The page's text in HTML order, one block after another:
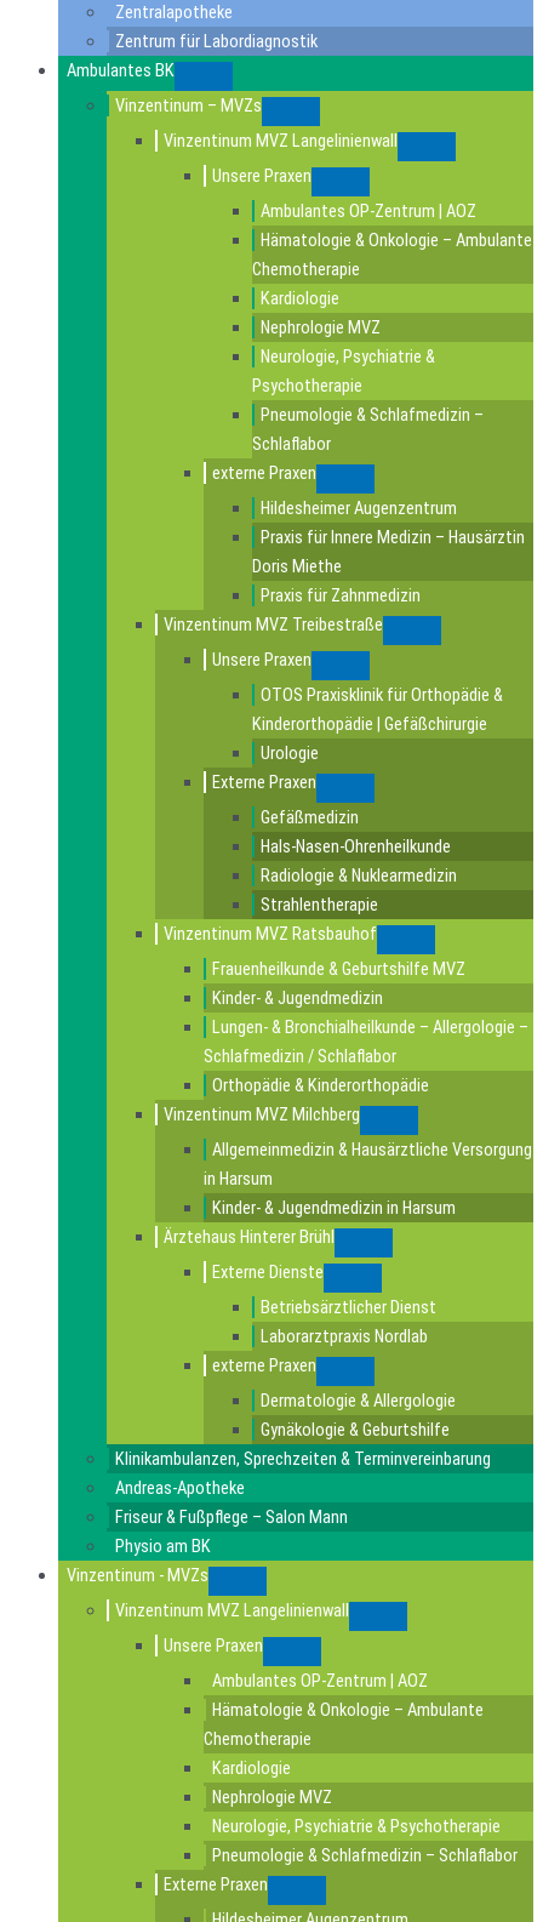
Zentralapotheke
Zentrum für Labordiagnostik
Ambulantes BK
Vinzentinum – MVZs
Vinzentinum MVZ Langelinienwall
Unsere Praxen
Ambulantes OP-Zentrum | AOZ
Hämatologie & Onkologie – Ambulante
Chemotherapie
Kardiologie
Nephrologie MVZ
Neurologie, Psychiatrie &
Psychotherapie
Pneumologie & Schlafmedizin –
Schlaflabor
externe Praxen
Hildesheimer Augenzentrum
Praxis für Innere Medizin – Hausärztin
Doris Miethe
Praxis für Zahnmedizin
Vinzentinum MVZ Treibestraße
Unsere Praxen
OTOS Praxisklinik für Orthopädie &
Kinderorthopädie | Gefäßchirurgie
Urologie
Externe Praxen
Gefäßmedizin
Hals-Nasen-Ohrenheilkunde
Radiologie & Nuklearmedizin
Strahlentherapie
Vinzentinum MVZ Ratsbauhof
Frauenheilkunde & Geburtshilfe MVZ
Kinder- & Jugendmedizin
Lungen- & Bronchialheilkunde – Allergologie –
Schlafmedizin / Schlaflabor
Orthopädie & Kinderorthopädie
Vinzentinum MVZ Milchberg
Allgemeinmedizin & Hausärztliche Versorgung
in Harsum
Kinder- & Jugendmedizin in Harsum
Ärztehaus Hinterer Brühl
Externe Dienste
Betriebsärztlicher Dienst
Laborarztpraxis Nordlab
externe Praxen
Dermatologie & Allergologie
Gynäkologie & Geburtshilfe
Klinikambulanzen, Sprechzeiten & Terminvereinbarung
Andreas-Apotheke
Friseur & Fußpflege – Salon Mann
Physio am BK
Vinzentinum - MVZs
Vinzentinum MVZ Langelinienwall
Unsere Praxen
Ambulantes OP-Zentrum | AOZ
Hämatologie & Onkologie – Ambulante
Chemotherapie
Kardiologie
Nephrologie MVZ
Neurologie, Psychiatrie & Psychotherapie
Pneumologie & Schlafmedizin – Schlaflabor
Externe Praxen